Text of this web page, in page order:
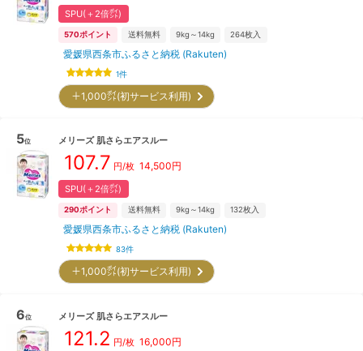
SPU(＋2倍㌽)
570ポイント 送料無料 9kg～14kg 264枚入
愛媛県西条市ふるさと納税 (Rakuten)
1件
＋1,000㌽(初サービス利用)
5位 メリーズ 肌さらエアスルー
107.7 円/枚 14,500円
SPU(＋2倍㌽)
290ポイント 送料無料 9kg～14kg 132枚入
愛媛県西条市ふるさと納税 (Rakuten)
83件
＋1,000㌽(初サービス利用)
6位 メリーズ 肌さらエアスルー
121.2 円/枚 16,000円